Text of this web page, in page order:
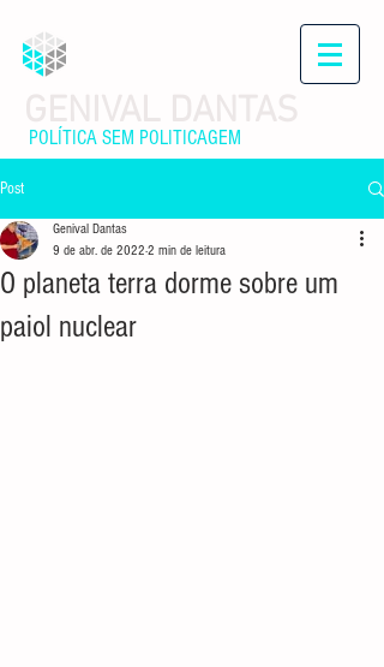
POLÍTICA SEM POLITICAGEM
Post
O planeta terra dorme sobre um
paiol nuclear
Genival Dantas
9 de abr. de 2022 2 min de leitura